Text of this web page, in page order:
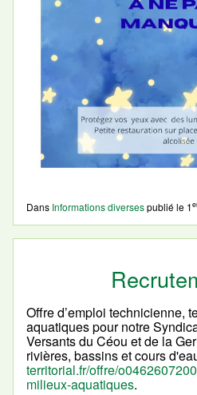
Dans Informations diversespublié le 1
Offre d’emploi technicienne,
aquatiques pour notre
Versants du Céou et de la
rivières, bassins et cours
territorial.fr/offre/
milieux-aquatiques.